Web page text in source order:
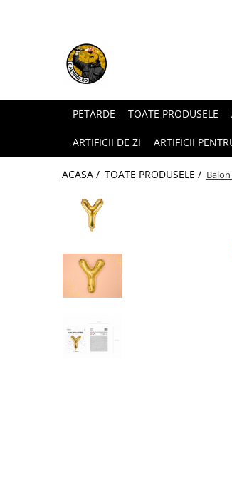
ARTICOLE DE DIVERTISMENT
Artificii de brad
FUMIGENE COLORATE
Torte de stadion
GENDER REVEAL
Fumigene colorate gender reveal
Artificii gender reveal
Baloane gender reveal
Extinctoare gender reveal
ARTICOLE DE PETRECERE
Artificii de tort
Artificii sparklers
Artificii Tort Engros
PETARDE TOATE PRODUSELE
ARTIFICII DE ZI ARTIFICII
ACASA / TOATE PRODUSELE /